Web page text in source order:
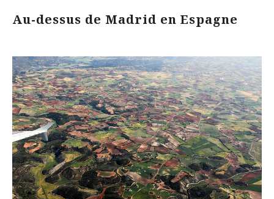
Au-dessus de Madrid en Espagne